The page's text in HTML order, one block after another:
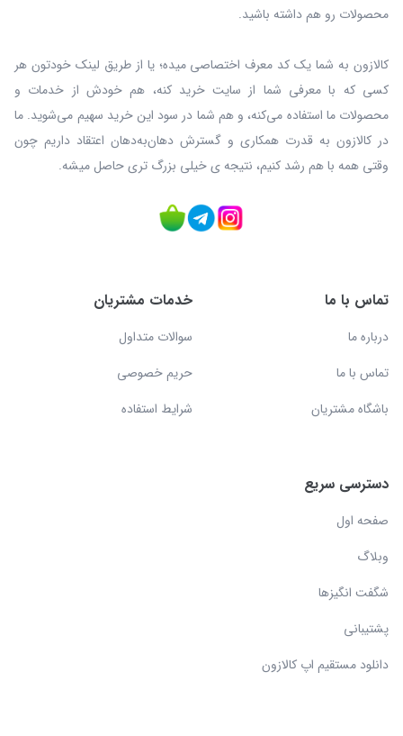
محصولات رو هم داشته باشید.
کالازون به شما یک کد معرف اختصاصی میده؛ یا از طریق لینک خودتون هر
کسی که با معرفی شما از سایت خرید کنه، هم خودش از خدمات و
محصولات ما استفاده می‌کنه، و هم شما در سود این خرید سهیم می‌شوید. ما
در کالازون به قدرت همکاری و گسترش دهان‌به‌دهان اعتقاد داریم چون
وقتی همه با هم رشد کنیم، نتیجه ی خیلی بزرگ‌ تری حاصل میشه.
تماس با ما
درباره ما
تماس با ما
باشگاه مشتریان
خدمات مشتریان
سوالات متداول
حریم خصوصی
شرایط استفاده
دسترسی سریع
صفحه اول
وبلاگ
شگفت انگیزها
پشتیبانی
دانلود مستقیم اپ کالازون